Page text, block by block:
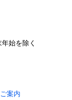
始を除く
案内